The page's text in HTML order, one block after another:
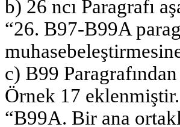
b) 26 ncı Paragrafı
“26. B97-B99A
c) B99
Örnek 17 eklenmiştir.
“B99A. Bir ana